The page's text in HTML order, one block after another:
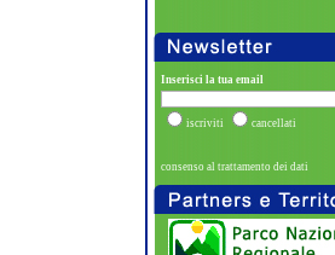
Inserisci la tua email
iscriviti cancellati
consenso al trattamento dei dati